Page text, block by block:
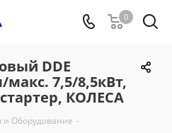
0
DDE
макс. 7,5/8,5кВт,
КОЛЕСА
и Оборудование -